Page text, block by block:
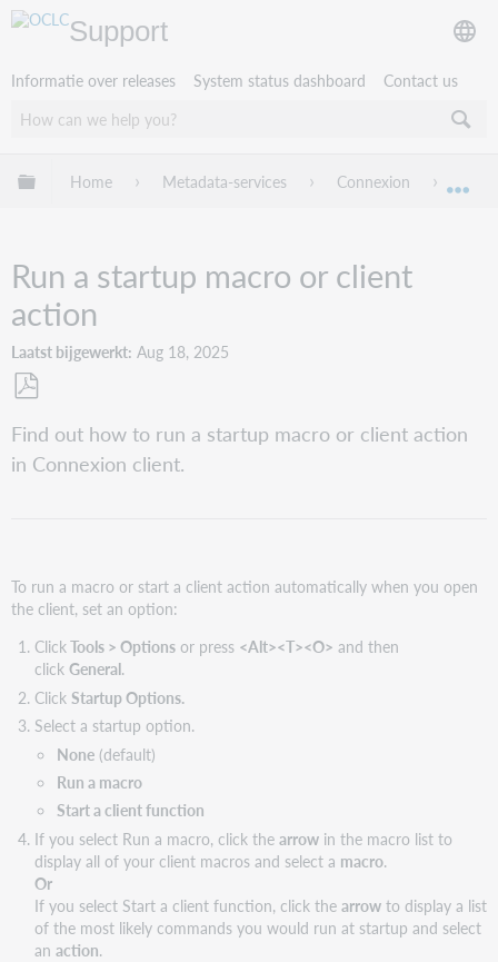
Support
Informatie over releases System status dashboard Contact us
Mondiale hiërarchie uitvouwen / samenvouwen
Home Metadata-services Connexion
Run a startup macro or client
action
Laatst bijgewerkt Aug 18, 2025
als
pdf
Find out how to run a startup macro or client action
in Connexion client.
To run a macro or start a client action automatically when you open
the client, set an option:
ClickTools > Optionsor press <Alt><T><O> and then
click General.
Click Startup Options.
Select a startup option.
None(default)
Run a macro
Start a client function
If you select Run a macro, click the arrowin the macro list to
display all of your client macros and select a macro.
Or
If you select Start a client function, click the arrowto display a list
of the most likely commands you would run at startup and select
an action.